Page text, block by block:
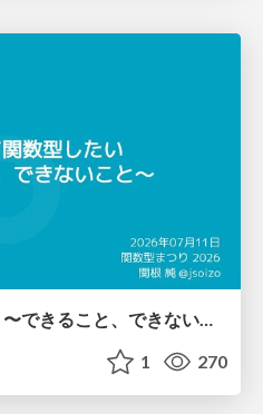
PHPだって関数型したい 〜できること、できないこと〜 / fp-in-php
1 270